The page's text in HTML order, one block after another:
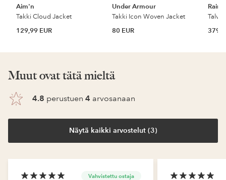
Aim'n
Takki Cloud Jacket
129,99 EUR
Under Armour
Takki Icon Woven Jacket
80 EUR
Rains
379
Muut ovat tätä mieltä
4.8 perustuen 4 arvosanaan
Näytä kaikki arvostelut (3)
Vahvistettu ostaja